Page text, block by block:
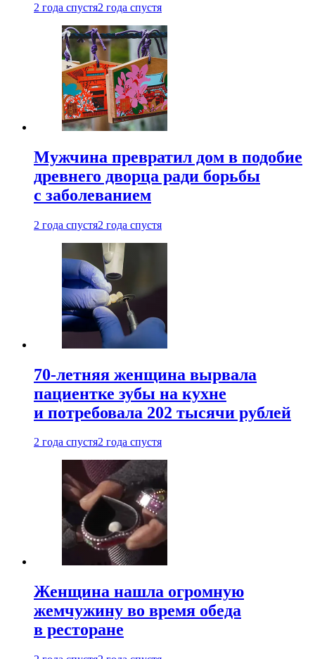
2 года спустя2 года спустя
Мужчина превратил дом в подобие
древнего дворца ради борьбы
с заболеванием
2 года спустя2 года спустя
70-летняя женщина вырвала
пациентке зубы на кухне
и потребовала 202 тысячи рублей
2 года спустя2 года спустя
Женщина нашла огромную
жемчужину во время обеда
в ресторане